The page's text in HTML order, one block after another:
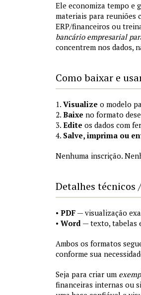
Ele economiza tempo e
materiais para reuniões
ERP/financeiros ou
bancário empresarial
concentrem nos dados,
Como baixar e
1. Visualize o modelo
2. Baixe no formato
3. Edite os dados com
4. Salve, imprima ou
Nenhuma inscrição.
Detalhes técnicos
• PDF — visualização
• Word — texto, tabelas
Ambos os formatos
conforme sua
Seja para criar um
financeiras internas ou